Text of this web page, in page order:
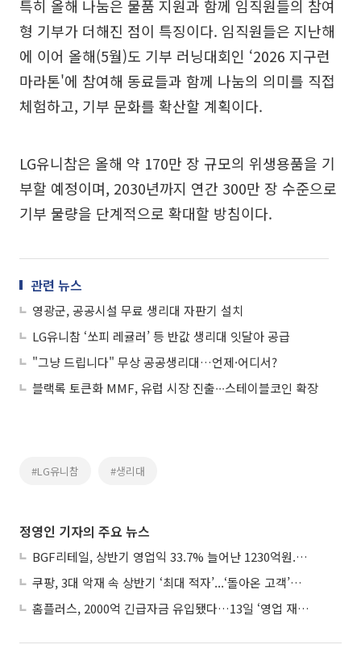
특히 올해 나눔은 물품 지원과 함께 임직원들의 참여
형 기부가 더해진 점이 특징이다. 임직원들은 지난해
에 이어 올해(5월)도 기부 러닝대회인 ‘2026 지구런
마라톤'에 참여해 동료들과 함께 나눔의 의미를 직접
체험하고, 기부 문화를 확산할 계획이다.
LG유니참은 올해 약 170만 장 규모의 위생용품을 기
부할 예정이며, 2030년까지 연간 300만 장 수준으로
기부 물량을 단계적으로 확대할 방침이다.
관련 뉴스
영광군, 공공시설 무료 생리대 자판기 설치
LG유니참 ‘쏘피 레귤러’ 등 반값 생리대 잇달아 공급
"그냥 드립니다" 무상 공공생리대…언제·어디서?
블랙록 토큰화 MMF, 유럽 시장 진출∙∙∙스테이블코인 확장
#LG유니참 #생리대
정영인 기자의 주요 뉴스
BGF리테일, 상반기 영업익 33.7% 늘어난 1230억원...2분기 영업익 22.3%↑
쿠팡, 3대 악재 속 상반기 ‘최대 적자’...‘돌아온 고객’에 수익성 반등 주목
홈플러스, 2000억 긴급자금 유입됐다…13일 ‘영업 재개’